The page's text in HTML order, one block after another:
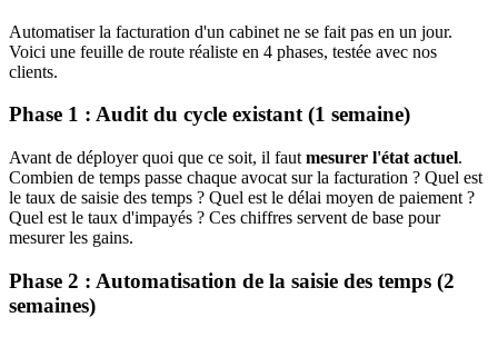
Automatiser la facturation d'un cabinet ne se fait pas en un jour.
Voici une feuille de route réaliste en 4 phases, testée avec nos
clients.
Phase 1 : Audit du cycle existant (1 semaine)
Avant de déployer quoi que ce soit, il faut mesurer l'état actuel.
Combien de temps passe chaque avocat sur la facturation ? Quel est
le taux de saisie des temps ? Quel est le délai moyen de paiement ?
Quel est le taux d'impayés ? Ces chiffres servent de base pour
mesurer les gains.
Phase 2 : Automatisation de la saisie des temps (2
semaines)